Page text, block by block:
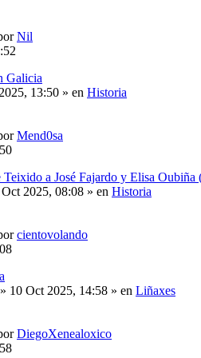
Nil
Galicia
13:50 » en Historia
Mend0sa
Teixido a José Fajardo y Elisa Oubiña
Oct 2025, 08:08 » en Historia
cientovolando
» 10 Oct 2025, 14:58 » en Liñaxes
DiegoXenealoxico